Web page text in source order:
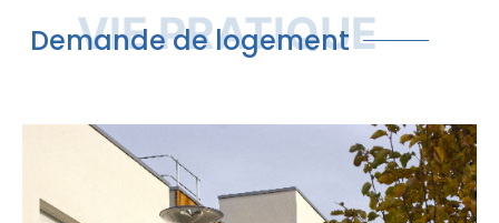
VIE PRATIQUE
Demande de logement